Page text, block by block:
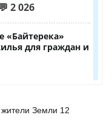
жители Земли 12